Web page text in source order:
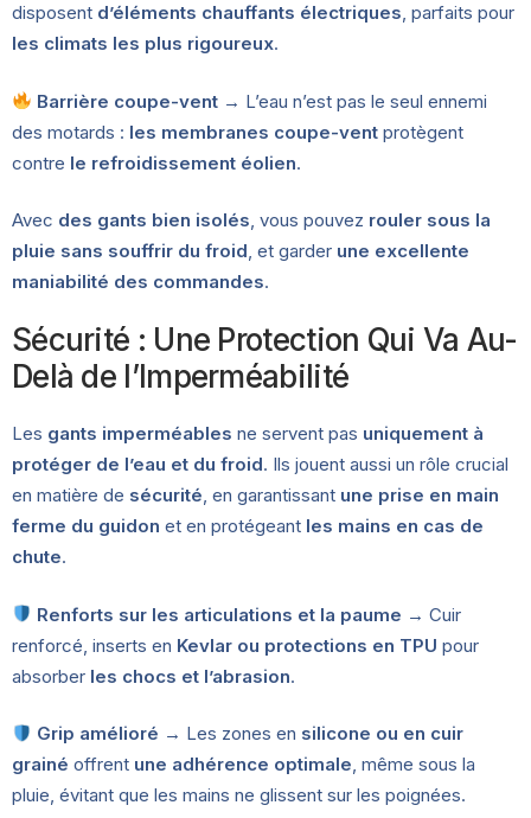
disposent d’éléments chauffants électriques, parfaits pour
les climats les plus rigoureux.
Barrière coupe-vent → L’eau n’est pas le seul ennemi
des motards : les membranes coupe-vent protègent
contre le refroidissement éolien.
Avec des gants bien isolés, vous pouvez rouler sous la
pluie sans souffrir du froid, et garder une excellente
maniabilité des commandes.
Sécurité : Une Protection Qui Va Au-
Delà de l’Imperméabilité
Les gants imperméables ne servent pas uniquement à
protéger de l’eau et du froid. Ils jouent aussi un rôle crucial
en matière de sécurité, en garantissant une prise en main
ferme du guidon et en protégeant les mains en cas de
chute.
Renforts sur les articulations et la paume → Cuir
renforcé, inserts en Kevlar ou protections en TPU pour
absorber les chocs et l’abrasion.
Grip amélioré → Les zones en silicone ou en cuir
grainé offrent une adhérence optimale, même sous la
pluie, évitant que les mains ne glissent sur les poignées.